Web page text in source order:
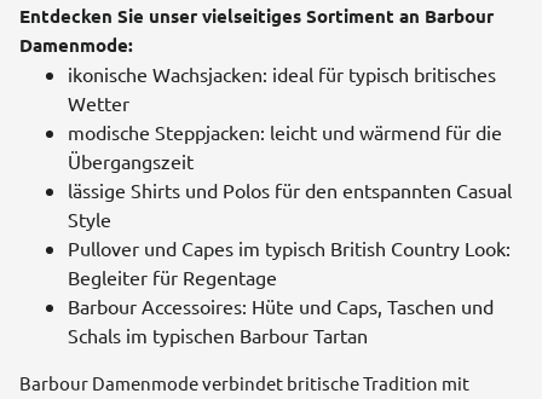
Entdecken Sie unser vielseitiges Sortiment an Barbour
Damenmode:
ikonische Wachsjacken: ideal für typisch britisches
Wetter
modische Steppjacken: leicht und wärmend für die
Übergangszeit
lässige Shirts und Polos für den entspannten Casual
Style
Pullover und Capes im typisch British Country Look:
Begleiter für Regentage
Barbour Accessoires: Hüte und Caps, Taschen und
Schals im typischen Barbour Tartan
Barbour Damenmode verbindet britische Tradition mit